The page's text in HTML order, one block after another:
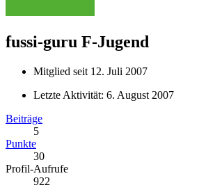
fussi-guru F-Jugend
Mitglied seit 12. Juli 2007
Letzte Aktivität: 6. August 2007
Beiträge
5
Punkte
30
Profil-Aufrufe
922